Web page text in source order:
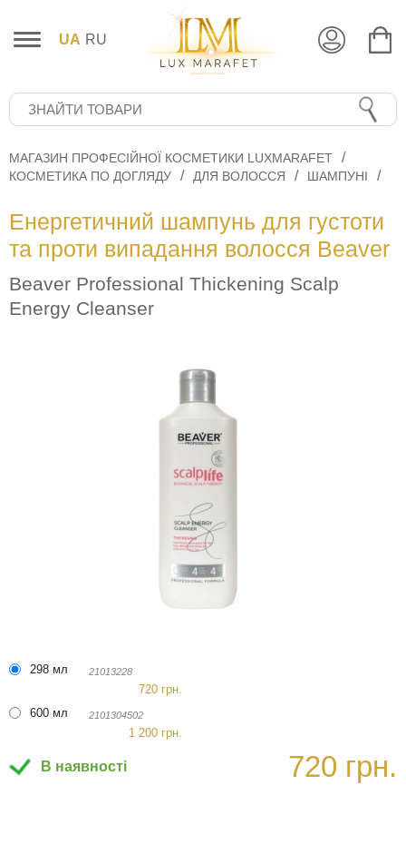
UA RU
МАГАЗИН ПРОФЕСІЙНОЇ КОСМЕТИКИ LUXMARAFET
КОСМЕТИКА ПО ДОГЛЯДУ
ДЛЯ ВОЛОССЯ ШАМПУНІ
Енергетичний шампунь для густоти
та проти випадання волосся Beaver
Beaver Professional Thickening Scalp
Energy Cleanser
298 мл 21013228
720 грн.
600 мл
2101304502
1 200 грн.
В наявності 720 грн.